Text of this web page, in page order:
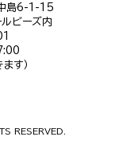
島6-1-15
ビーズ内
す）
RESERVED.